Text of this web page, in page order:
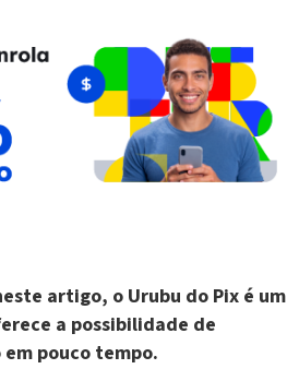
artigo, o Urubu do Pix é um
a possibilidade de
pouco tempo.